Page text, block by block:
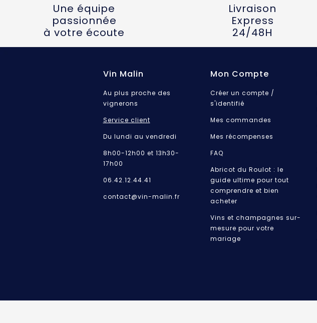
Une équipe
passionnée
à votre écoute
Livraison
Express
24/48H
Vin Malin
Au plus proche des
vignerons
Service client
Du lundi au vendredi
8h00-12h00 et 13h30-
17h00
06.42.12.44.41
contact@vin-malin.fr
Mon Compte
Créer un compte /
s'identifié
Mes commandes
Mes récompenses
FAQ
Abricot du Roulot : le
guide ultime pour tout
comprendre et bien
acheter
Vins et champagnes sur-
mesure pour votre
mariage